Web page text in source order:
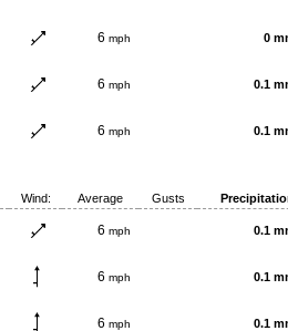
6 mph 0
6 mph 0.1
6 mph 0.1
Wind: Average Gusts
6 mph 0.1
6 mph 0.1
6 mph 0.1